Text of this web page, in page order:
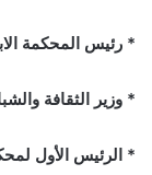
* رئيس المحكمة
* وزير الثقافة
* الرئيس الأول